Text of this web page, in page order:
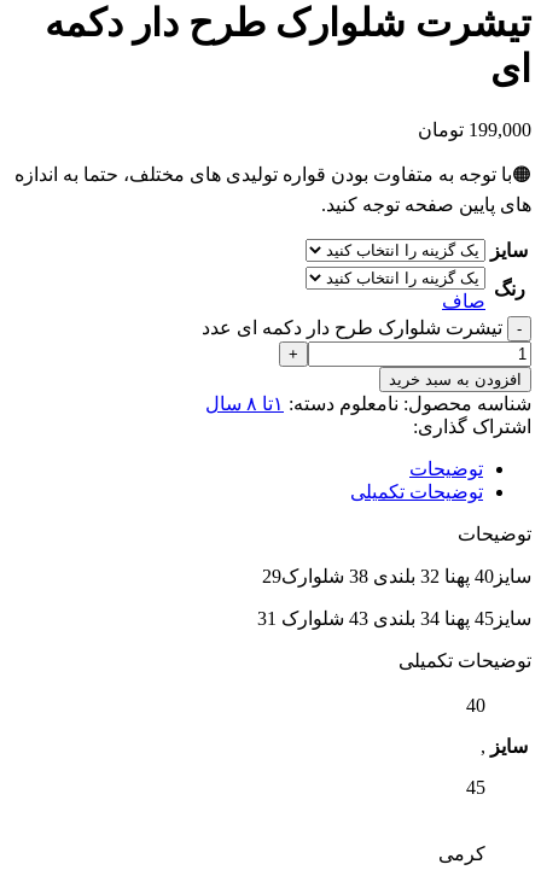
تیشرت شلوارک طرح دار دکمه
ای
199,000 تومان
🟠با توجه به متفاوت بودن قواره تولیدی های مختلف، حتما به اندازه
های پایین صفحه توجه کنید.
سایز
رنگ
صاف
تیشرت شلوارک طرح دار دکمه ای عدد
افزودن به سبد خرید
شناسه محصول: نامعلوم دسته: ۱تا ۸ سال
اشتراک گذاری:
توضیحات
توضیحات تکمیلی
توضیحات
سایز40 پهنا 32 بلندی 38 شلوارک29
سایز45 پهنا 34 بلندی 43 شلوارک 31
توضیحات تکمیلی
سایز
40
,
45
کرمی